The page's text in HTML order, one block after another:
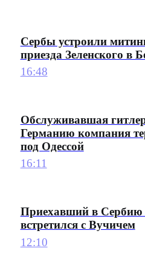
Сербы устроили
приезда Зеленского в
16:48
Обслуживавшая
Германию компания
под Одессой
16:11
Приехавший в Сербию
встретился с Вучичем
12:10